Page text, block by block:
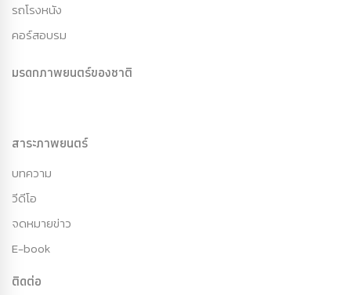
รถโรงหนัง
คอร์สอบรม
มรดกภาพยนตร์ของชาติ
สาระภาพยนตร์
บทความ
วีดีโอ
จดหมายข่าว
E-book
ติดต่อ